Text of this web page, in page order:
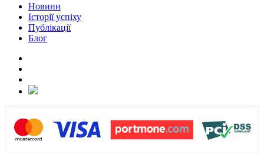
Новини
Історії успіху
Публікації
Блог